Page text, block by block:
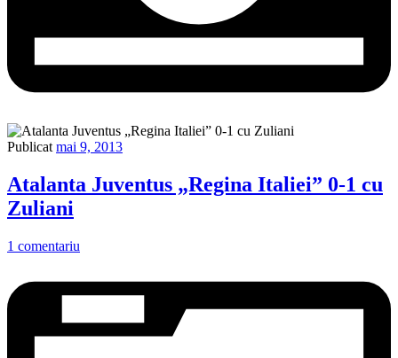
Publicat mai 9, 2013
Atalanta Juventus „Regina Italiei” 0-1 cu
Zuliani
1 comentariu